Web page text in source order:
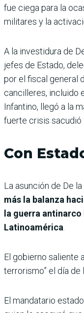
fue ciega para la
militares y la
A la investidura de
jefes de Estado,
por el fiscal general
cancilleres, incluido
Infantino, llegó a la
fuerte crisis sacudió
Con
La asunción de De
más la balanza
la guerra
Latinoamérica
El gobierno saliente
terrorismo” el día de
El mandatario